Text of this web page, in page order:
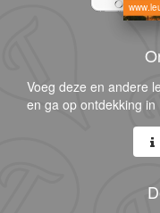
Voeg deze en andere
en ga op ontdekking in